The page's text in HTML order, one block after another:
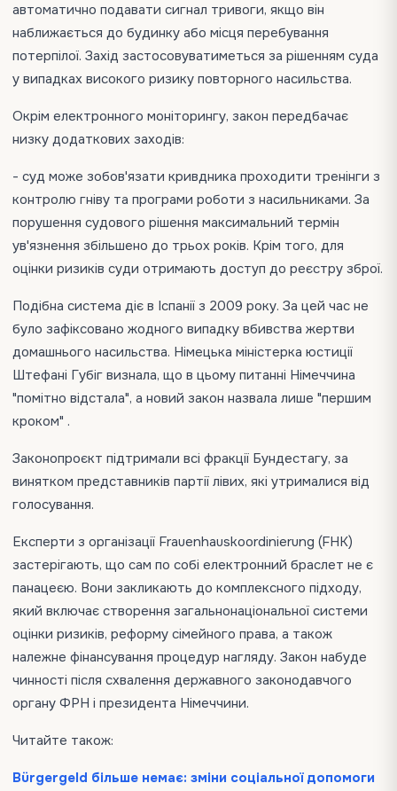
автоматично подавати сигнал тривоги, якщо він
наближається до будинку або місця перебування
потерпілої. Захід застосовуватиметься за рішенням суда
у випадках високого ризику повторного насильства.
Окрім електронного моніторингу, закон передбачає
низку додаткових заходів:
- суд може зобов'язати кривдника проходити тренінги з
контролю гніву та програми роботи з насильниками. За
порушення судового рішення максимальний термін
ув'язнення збільшено до трьох років. Крім того, для
оцінки ризиків суди отримають доступ до реєстру зброї.
Подібна система діє в Іспанії з 2009 року. За цей час не
було зафіксовано жодного випадку вбивства жертви
домашнього насильства. Німецька міністерка юстиції
Штефані Губіг визнала, що в цьому питанні Німеччина
"помітно відстала", а новий закон назвала лише "першим
кроком" .
Законопроєкт підтримали всі фракції Бундестагу, за
винятком представників партії лівих, які утрималися від
голосування.
Експерти з організації Frauenhauskoordinierung (FHK)
застерігають, що сам по собі електронний браслет не є
панацеєю. Вони закликають до комплексного підходу,
який включає створення загальнонаціональної системи
оцінки ризиків, реформу сімейного права, а також
належне фінансування процедур нагляду. Закон набуде
чинності після схвалення державного законодавчого
органу ФРН і президента Німеччини.
Читайте також:
Bürgergeld більше немає: зміни соціальної допомоги